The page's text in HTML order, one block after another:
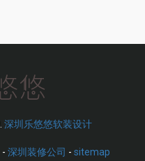
深圳乐悠悠软装设计
- 深圳装修公司 - sitemap